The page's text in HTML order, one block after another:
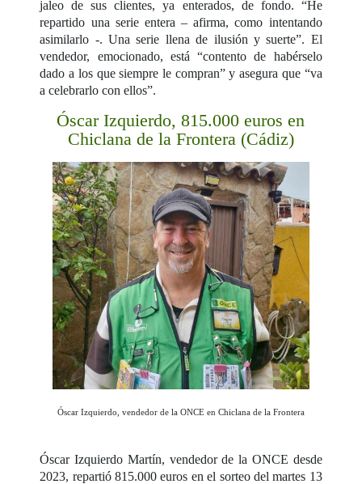
jaleo de sus clientes, ya enterados, de fondo. “He
repartido una serie entera – afirma, como intentando
asimilarlo -. Una serie llena de ilusión y suerte”. El
vendedor, emocionado, está “contento de habérselo
dado a los que siempre le compran” y asegura que “va
a celebrarlo con ellos”.
Óscar Izquierdo, 815.000 euros en
Chiclana de la Frontera (Cádiz)
Óscar Izquierdo, vendedor de la ONCE en Chiclana de la Frontera
Óscar Izquierdo Martín, vendedor de la ONCE desde
2023, repartió 815.000 euros en el sorteo del martes 13